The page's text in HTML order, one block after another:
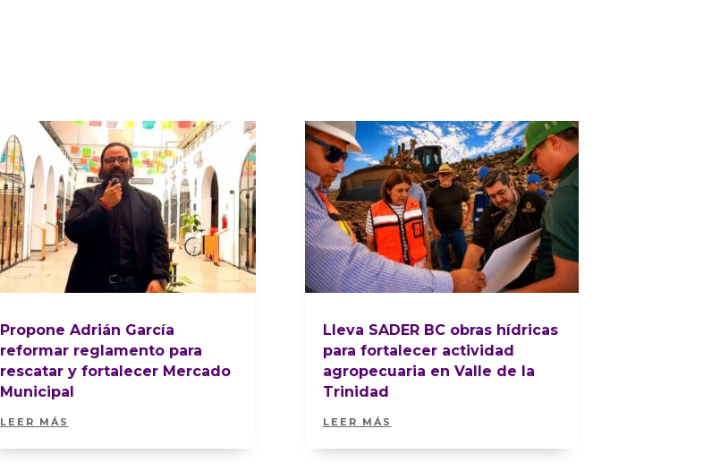
Propone Adrián García
reformar reglamento para
rescatar y fortalecer Mercado
Municipal
LEER MÁS
Lleva SADER BC obras hídricas
para fortalecer actividad
agropecuaria en Valle de la
Trinidad
LEER MÁS